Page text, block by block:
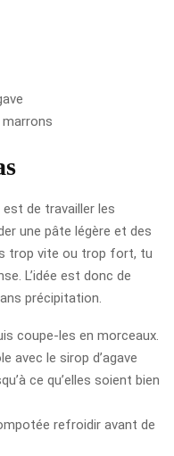
de travailler les
une pâte légère et des
trop vite ou trop fort, tu
L’idée est donc de
précipitation.
coupe-les en morceaux.
avec le sirop d’agave
ce qu’elles soient bien
refroidir avant de